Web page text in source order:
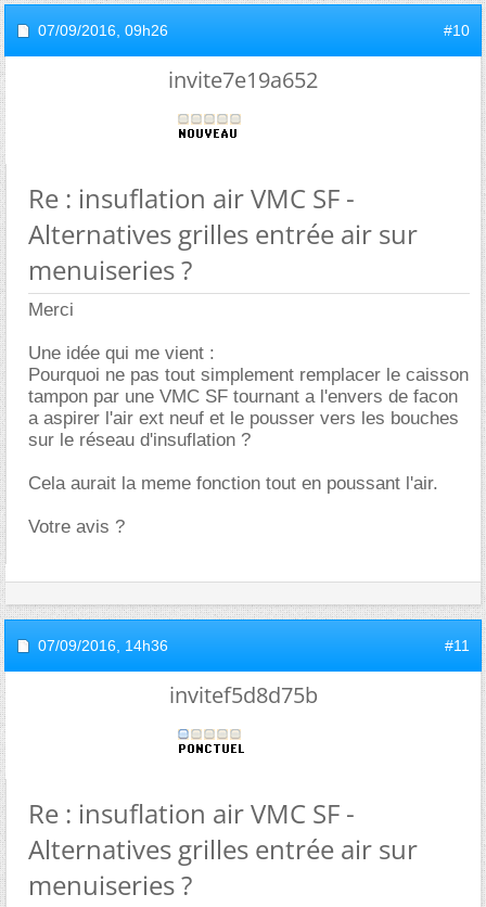
07/09/2016, 09h26 #10
invite7e19a652
Re : insuflation air VMC SF -
Alternatives grilles entrée air sur
menuiseries ?
Merci
Une idée qui me vient :
Pourquoi ne pas tout simplement remplacer le caisson
tampon par une VMC SF tournant a l'envers de facon
a aspirer l'air ext neuf et le pousser vers les bouches
sur le réseau d'insuflation ?
Cela aurait la meme fonction tout en poussant l'air.
Votre avis ?
07/09/2016, 14h36 #11
invitef5d8d75b
Re : insuflation air VMC SF -
Alternatives grilles entrée air sur
menuiseries ?